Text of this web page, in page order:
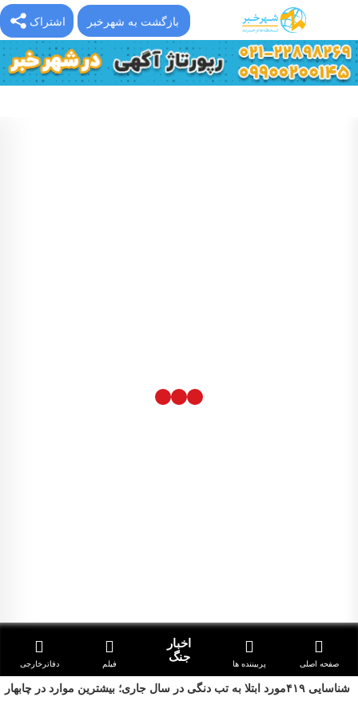
اشتراک بازگشت به شهرخبر
شناسایی ۴۱٩مورد ابتلا به تب دنگی در سال جاری؛ بیشترین موارد در چابهار